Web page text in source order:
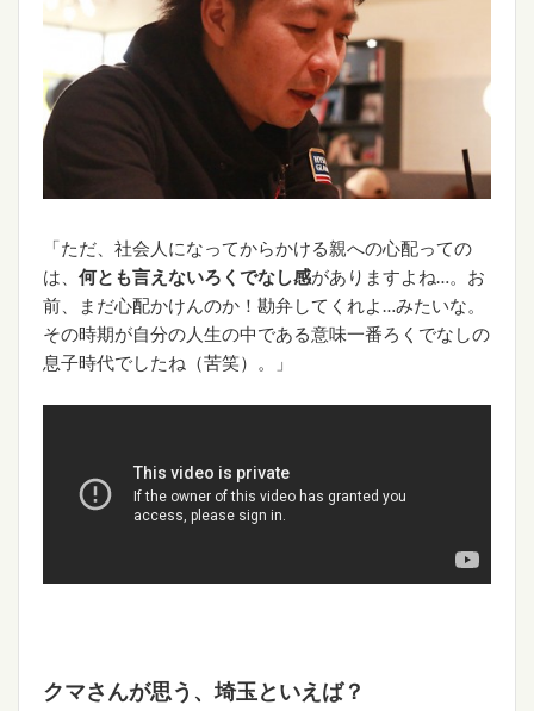
「ただ、社会人になってからかける親への心配っての
は、 何とも言えないろくでなし感がありますよね…。お
前、まだ心配かけんのか！勘弁してくれよ…みたいな。
その時期が自分の人生の中である意味一番ろくでなしの
息子時代でしたね（苦笑）。」
クマさんが思う、埼玉といえば？